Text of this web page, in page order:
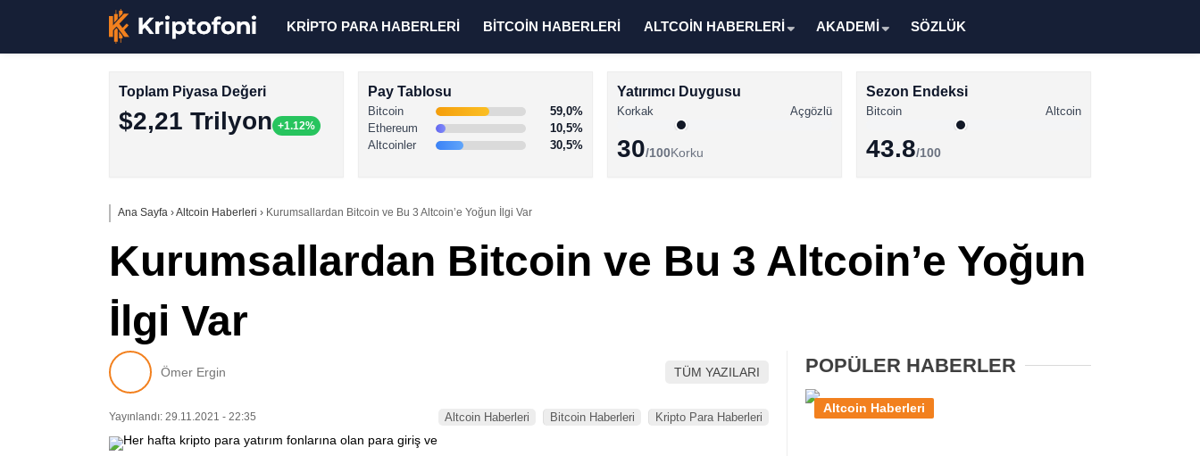
Altcoin Haberleri
XRP Haberleri
KRİPTO PARA HABERLERİ BİTCOİN HABERLERİ ALTCOİN HABERLERİ AKADEMİ SÖZLÜK
Toplam Piyasa Değeri
$2,21 Trilyon +1.12%
Pay Tablosu
Bitcoin
59,0%
Ethereum
10,5%
Altcoinler
30,5%
Yatırımcı Duygusu
Korkak Açgözlü
30/100Korku
Sezon Endeksi
Bitcoin Altcoin
43.8/100
Ana Sayfa ›Altcoin Haberleri › Kurumsallardan Bitcoin ve Bu 3 Altcoin’e Yoğun İlgi Var
Kurumsallardan Bitcoin ve Bu 3 Altcoin’e Yoğun
İlgi Var
Ömer Ergin TÜM YAZILARI
Yayınlandı: 29.11.2021 - 22:35 Altcoin Haberleri Bitcoin Haberleri Kripto Para Haberleri
POPÜLER HABERLER
Altcoin Haberleri